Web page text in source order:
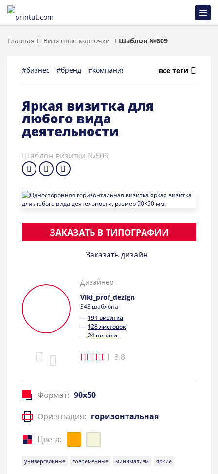
Главная Визитные карточки Шаблон №609
#бизнес #бренд #компания #услуги #офис
все теги
Яркая визитка для
любого вида
деятельности
Шаблон визитки №609
ЗАКАЗАТЬ В ТИПОГРАФИИ
Заказать дизайн
Дизайнер
Viki_prof_dezign
343 шаблона
— 191 визитка
— 128 листовок
—24 печати
3.8
Формат: 90x50
Ориентация: горизонтальная
Цвета:
универсальные современные минимализм яркие